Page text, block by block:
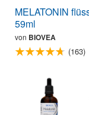
MELATONIN
59ml
von BIOVEA
(163)